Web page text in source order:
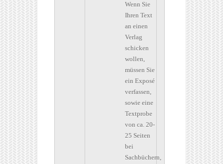
Wenn Sie
Ihren Text
an einen
Verlag
schicken
wollen,
müssen Sie
ein Exposé
verfassen,
sowie eine
Textprobe
von ca. 20-
25 Seiten
bei
Sachbüchern,